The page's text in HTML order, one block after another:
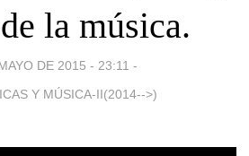
la música.
DE 2015 - 23:11 -
Y MÚSICA-II(2014-->)